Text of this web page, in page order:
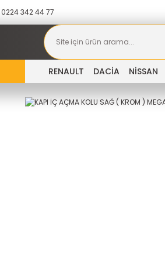
0224 342 44 77
RENAULT DACİA NİSSAN